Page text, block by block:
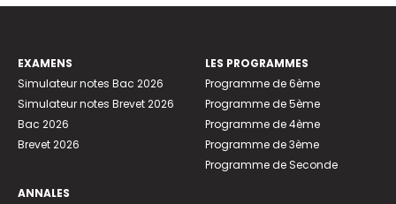
EXAMENS
Simulateur notes Bac 2026
Simulateur notes Brevet 2026
Bac 2026
Brevet 2026
ANNALES
LES PROGRAMMES
Programme de 6ème
Programme de 5ème
Programme de 4ème
Programme de 3ème
Programme de Seconde